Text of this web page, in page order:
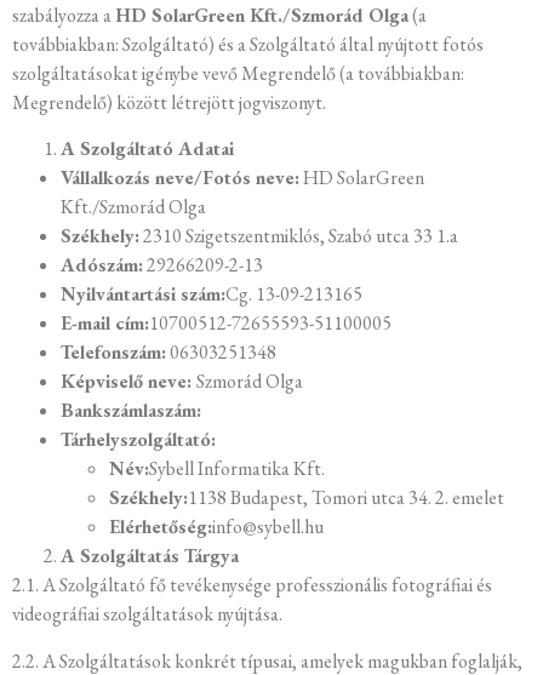
szabályozza aHD SolarGreen Kft./Szmorád Olga(a
továbbiakban: Szolgáltató) és a Szolgáltató által nyújtott fotós
szolgáltatásokat igénybe vevő Megrendelő (a továbbiakban:
Megrendelő) között létrejött jogviszonyt.
A Szolgáltató Adatai
Vállalkozás neve/Fotós neve:HD SolarGreen
Kft./Szmorád Olga
Székhely:2310 Szigetszentmiklós, Szabó utca 33 1.a
Adószám:29266209-2-13
Nyilvántartási szám:Cg. 13-09-213165
E-mail cím:10700512-72655593-51100005
Telefonszám:06303251348
Képviselő neve:Szmorád Olga
Bankszámlaszám:
Tárhelyszolgáltató:
Név:Sybell Informatika Kft.
Székhely:1138 Budapest, Tomori utca 34. 2. emelet
Elérhetőség:info@sybell.hu
A Szolgáltatás Tárgya
2.1. A Szolgáltató fő tevékenysége professzionális fotográfiai és
videográfiai szolgáltatások nyújtása.
2.2. A Szolgáltatások konkrét típusai, amelyek magukban foglalják,